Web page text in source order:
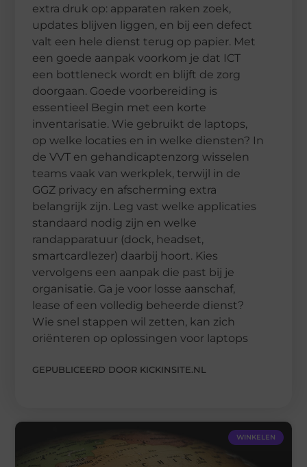
extra druk op: apparaten raken zoek,
updates blijven liggen, en bij een defect
valt een hele dienst terug op papier. Met
een goede aanpak voorkom je dat ICT
een bottleneck wordt en blijft de zorg
doorgaan. Goede voorbereiding is
essentieel Begin met een korte
inventarisatie. Wie gebruikt de laptops,
op welke locaties en in welke diensten? In
de VVT en gehandicaptenzorg wisselen
teams vaak van werkplek, terwijl in de
GGZ privacy en afscherming extra
belangrijk zijn. Leg vast welke applicaties
standaard nodig zijn en welke
randapparatuur (dock, headset,
smartcardlezer) daarbij hoort. Kies
vervolgens een aanpak die past bij je
organisatie. Ga je voor losse aanschaf,
lease of een volledig beheerde dienst?
Wie snel stappen wil zetten, kan zich
oriënteren op oplossingen voor laptops
GEPUBLICEERD DOOR KICKINSITE.NL
WINKELEN